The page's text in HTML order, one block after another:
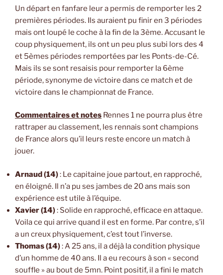
Un départ en fanfare leur a permis de remporter les 2
premières périodes. Ils auraient pu finir en 3 périodes
mais ont loupé le coche à la fin de la 3ème. Accusant le
coup physiquement, ils ont un peu plus subi lors des 4
et 5èmes périodes remportées par les Ponts-de-Cé.
Mais ils se sont resaisis pour remporter la 6ème
période, synonyme de victoire dans ce match et de
victoire dans le championnat de France.
Commentaires et notes Rennes 1 ne pourra plus être
rattraper au classement, les rennais sont champions
de France alors qu’il leurs reste encore un match à
jouer.
Arnaud (14): Le capitaine joue partout, en rapproché,
en éloigné. Il n’a pu ses jambes de 20 ans mais son
expérience est utile à l’équipe.
Xavier (14): Solide en rapproché, efficace en attaque.
Voila ce qui arrive quand il est en forme. Par contre, s’il
a un creux physiquement, c’est tout l’inverse.
Thomas (14): A 25 ans, il a déjà la condition physique
d’un homme de 40 ans. Il a eu recours à son « second
souffle » au bout de 5mn. Point positif, il a fini le match